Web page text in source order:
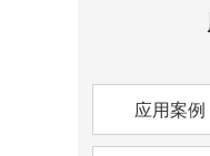
应用案例